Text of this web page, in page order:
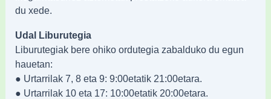
du xede.
Udal Liburutegia
Liburutegiak bere ohiko ordutegia zabalduko du egun
hauetan:
● Urtarrilak 7, 8 eta 9: 9:00etatik 21:00etara.
● Urtarrilak 10 eta 17: 10:00etatik 20:00etara.